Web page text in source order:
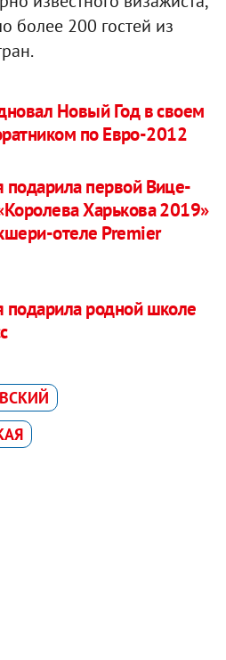
более 200 гостей из
Новый Год в своем
по Евро-2012
подарила первой Вице-
Харькова 2019»
отеле Premier
подарила родной школе